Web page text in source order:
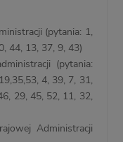
(pytania: 1,
44, 13, 37, 9, 43)
(pytania:
4, 39, 7, 31,
29, 45, 52, 11, 32,
Administracji